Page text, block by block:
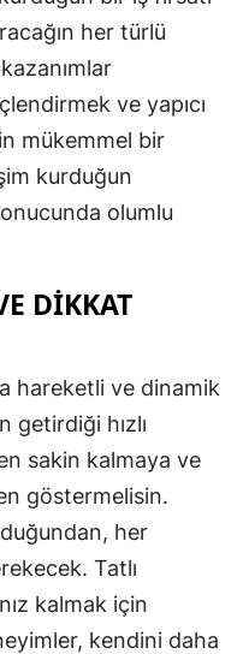
Kars
Kayseri
Kırklareli
Kütahya
Malatya
Kahramanmaraş
Mardin
Muğla
her türlü
ve yapıcı
mükemmel bir
kurduğun
olumlu
DIKKAT
hareketli ve dinamik
getirdiği hızlı
sakin kalmaya ve
göstermelisin.
her
Tatlı
kalmak için
kendini daha